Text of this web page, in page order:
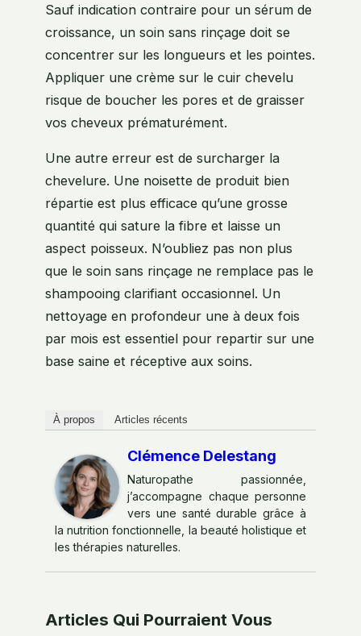
Sauf indication contraire pour un sérum de
croissance, un soin sans rinçage doit se
concentrer sur les longueurs et les pointes.
Appliquer une crème sur le cuir chevelu
risque de boucher les pores et de graisser
vos cheveux prématurément.
Une autre erreur est de surcharger la
chevelure. Une noisette de produit bien
répartie est plus efficace qu’une grosse
quantité qui sature la fibre et laisse un
aspect poisseux. N’oubliez pas non plus
que le soin sans rinçage ne remplace pas le
shampooing clarifiant occasionnel. Un
nettoyage en profondeur une à deux fois
par mois est essentiel pour repartir sur une
base saine et réceptive aux soins.
À propos Articles récents
Clémence Delestang
Naturopathe passionnée,
j’accompagne chaque personne
vers une santé durable grâce à
la nutrition fonctionnelle, la beauté holistique et
les thérapies naturelles.
Articles Qui Pourraient Vous